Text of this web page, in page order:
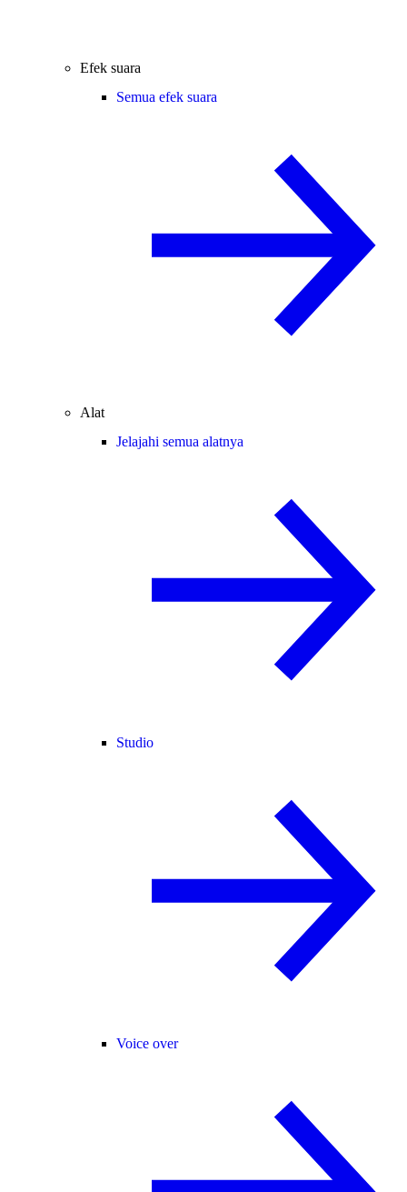
Efek suara
Semua efek suara
Alat
Jelajahi semua alatnya
Studio
Voice over